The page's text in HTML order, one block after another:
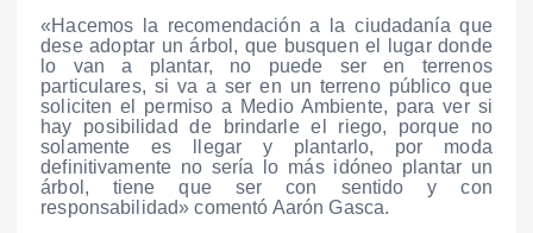
«Hacemos la recomendación a la ciudadanía que
dese adoptar un árbol, que busquen el lugar donde
lo van a plantar, no puede ser en terrenos
particulares, si va a ser en un terreno público que
soliciten el permiso a Medio Ambiente, para ver si
hay posibilidad de brindarle el riego, porque no
solamente es llegar y plantarlo, por moda
definitivamente no sería lo más idóneo plantar un
árbol, tiene que ser con sentido y con
responsabilidad» comentó Aarón Gasca.